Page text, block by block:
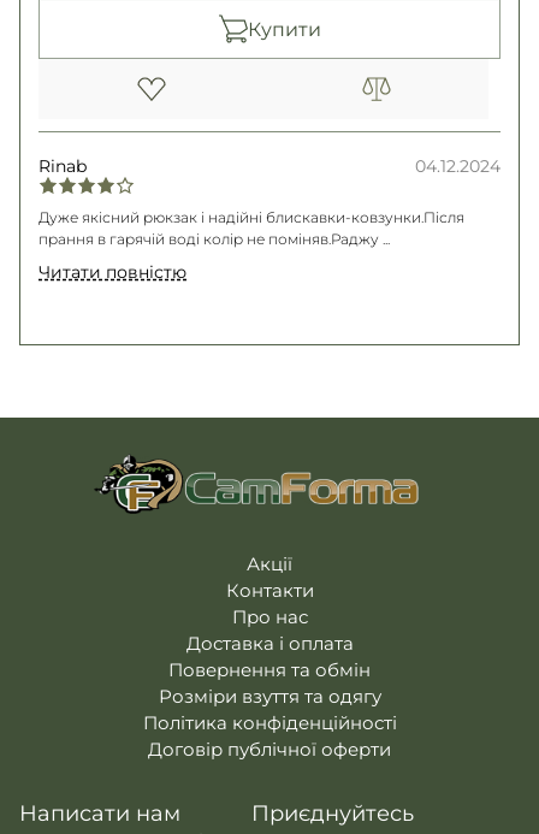
Купити
Rinab 04.12.2024
Дуже якісний рюкзак і надійні блискавки-ковзунки.Після
прання в гарячій воді колір не поміняв.Раджу ...
Читати повністю
Акції
Контакти
Про нас
Доставка і оплата
Повернення та обмін
Розміри взуття та одягу
Політика конфіденційності
Договір публічної оферти
Написати нам Приєднуйтесь